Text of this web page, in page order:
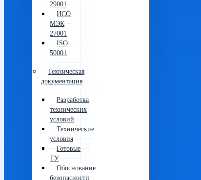
29001
ИСО
МЭК
27001
ISO
50001
Техническая
документация
Разработка
технических
условий
Технические
условия
Готовые
ТУ
Обоснование
безопасности